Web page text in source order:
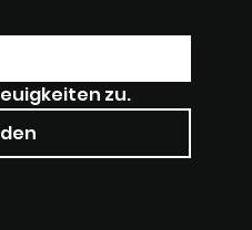
zu.